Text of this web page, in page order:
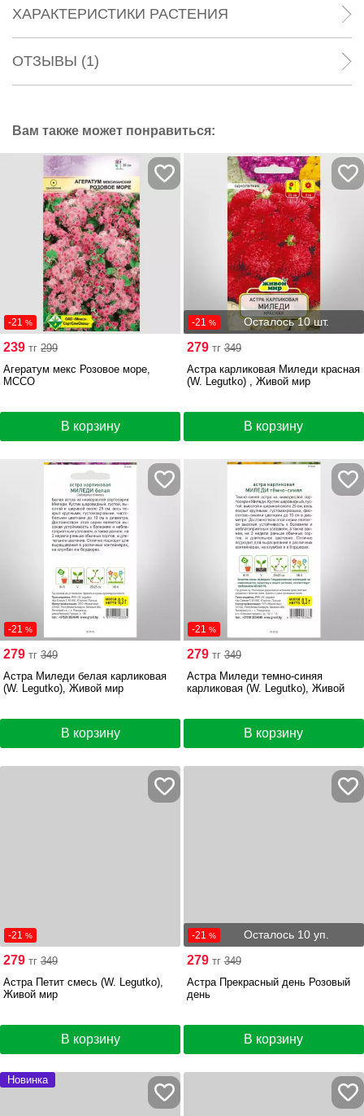
ХАРАКТЕРИСТИКИ РАСТЕНИЯ
ОТЗЫВЫ (1)
Вам также может понравиться:
-21 %
239тг299
Агератум мекс Розовое море,
МССО
В корзину
-21 % Осталось 10 шт.
279тг349
Астра карликовая Миледи красная
(W. Legutko) , Живой мир
В корзину
-21 %
279тг349
Астра Миледи белая карликовая
(W. Legutko), Живой мир
В корзину
-21 %
279тг349
Астра Миледи темно-синяя
карликовая (W. Legutko), Живой
В корзину
-21 %
279тг349
Астра Петит смесь (W. Legutko),
Живой мир
В корзину
-21 % Осталось 10 уп.
279тг349
Астра Прекрасный день Розовый
день
В корзину
Новинка